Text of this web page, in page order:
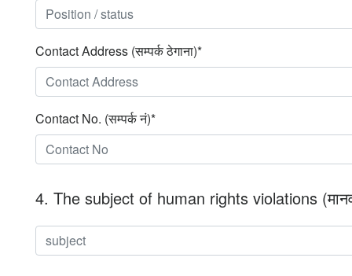
Contact Address (सम्पर्क ठेगाना)*
Contact No. (सम्पर्क नं)*
4. The subject of human rights violations